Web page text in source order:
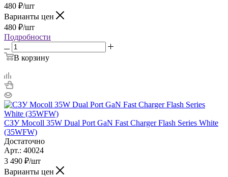
480 ₽/шт
Варианты цен
480 ₽/шт
Подробности
В корзину
СЗУ Mocoll 35W Dual Port GaN Fast Charger Flash Series White
(35WFW)
Достаточно
Арт.: 40024
3 490 ₽/шт
Варианты цен